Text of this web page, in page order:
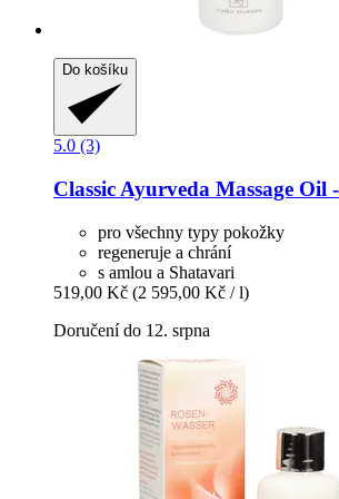
Do košíku
5.0 (3)
Classic Ayurveda Massage Oil
pro všechny typy pokožky
regeneruje a chrání
s amlou a Shatavari
519,00 Kč (2 595,00 Kč / l)
Doručení do 12. srpna